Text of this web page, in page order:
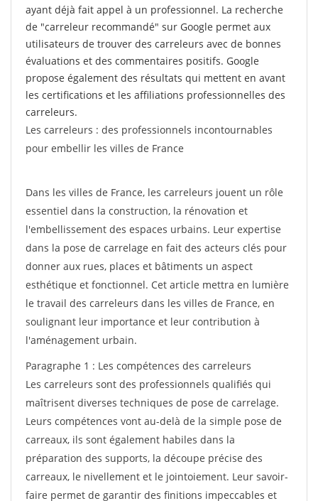
ayant déjà fait appel à un professionnel. La recherche
de "carreleur recommandé" sur Google permet aux
utilisateurs de trouver des carreleurs avec de bonnes
évaluations et des commentaires positifs. Google
propose également des résultats qui mettent en avant
les certifications et les affiliations professionnelles des
carreleurs.
Les carreleurs : des professionnels incontournables
pour embellir les villes de France
Dans les villes de France, les carreleurs jouent un rôle
essentiel dans la construction, la rénovation et
l'embellissement des espaces urbains. Leur expertise
dans la pose de carrelage en fait des acteurs clés pour
donner aux rues, places et bâtiments un aspect
esthétique et fonctionnel. Cet article mettra en lumière
le travail des carreleurs dans les villes de France, en
soulignant leur importance et leur contribution à
l'aménagement urbain.
Paragraphe 1 : Les compétences des carreleurs
Les carreleurs sont des professionnels qualifiés qui
maîtrisent diverses techniques de pose de carrelage.
Leurs compétences vont au-delà de la simple pose de
carreaux, ils sont également habiles dans la
préparation des supports, la découpe précise des
carreaux, le nivellement et le jointoiement. Leur savoir-
faire permet de garantir des finitions impeccables et